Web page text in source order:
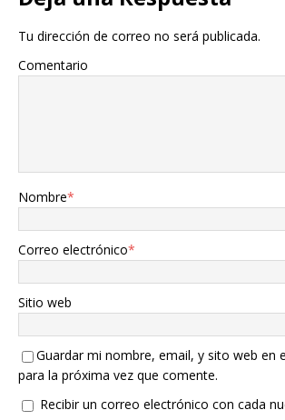
Tu dirección de correo no será publicada.
Comentario
Nombre*
Correo electrónico*
Sitio web
Guardar mi nombre, email, y sito web en
para la próxima vez que comente.
Recibir un correo electrónico con cada